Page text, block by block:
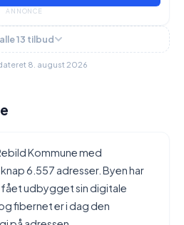
ANNONCE
13 tilbud
8. august 2026
Kommune med
6.557 adresser. Byen har
fået udbygget sin digitale
fibernet er i dag den